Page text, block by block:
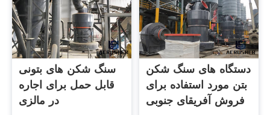
سنگ شکن های بتونی
قابل حمل برای اجاره
در مالزی
دستگاه های سنگ شکن
بتن مورد استفاده برای
فروش آفریقای جنوبی